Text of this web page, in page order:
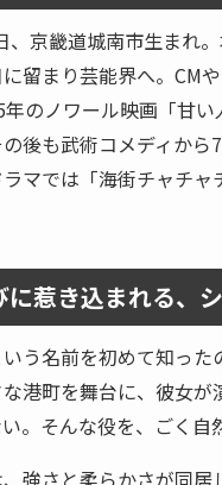
、京畿道城南市生まれ
に留まり芸能界へ。
年のノワール映画「甘
後も武術コメディか
マでは「海街チャチ
に惹き込まれる、
う名前を初めて知っ
港町を舞台に、彼女
。そんな役を、ごく自
強さと柔らかさが同